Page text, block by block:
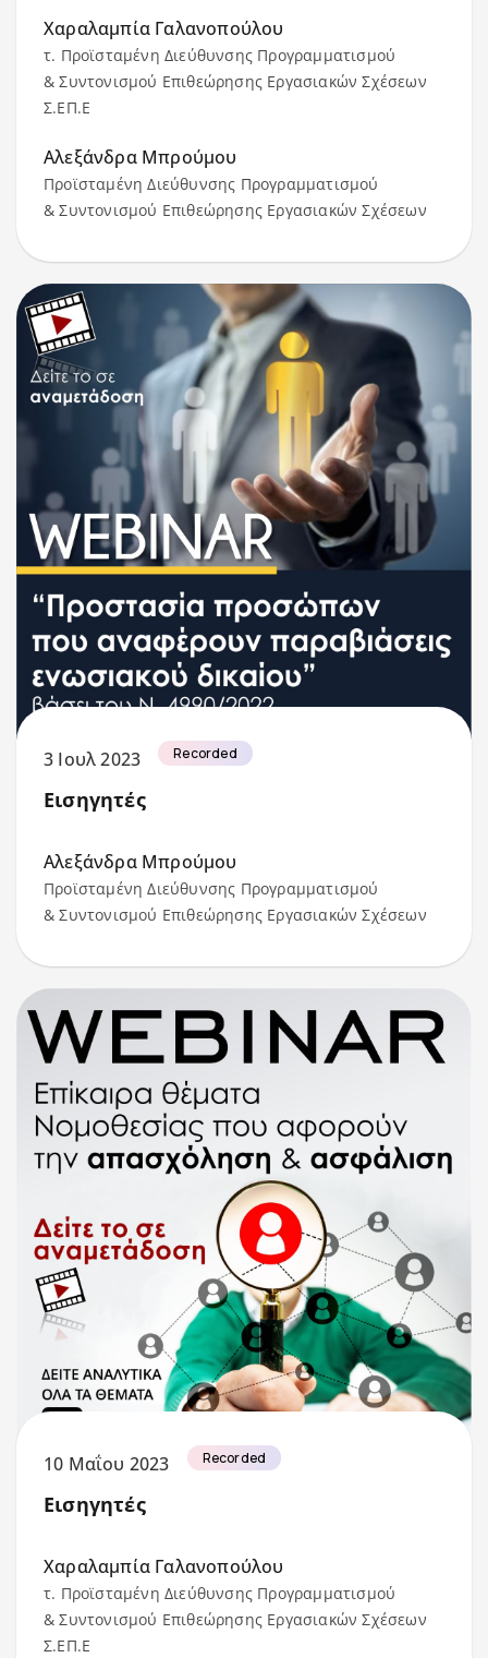
Χαραλαμπία Γαλανοπούλου
τ. Προϊσταμένη Διεύθυνσης Προγραμματισμού
& Συντονισμού Επιθεώρησης Εργασιακών Σχέσεων
Σ.ΕΠ.Ε
Αλεξάνδρα Μπρούμου
Προϊσταμένη Διεύθυνσης Προγραμματισμού
& Συντονισμού Επιθεώρησης Εργασιακών Σχέσεων
3 Ιουλ 2023 Recorded
Εισηγητές
Αλεξάνδρα Μπρούμου
Προϊσταμένη Διεύθυνσης Προγραμματισμού
& Συντονισμού Επιθεώρησης Εργασιακών Σχέσεων
10 Μαΐου 2023 Recorded
Εισηγητές
Χαραλαμπία Γαλανοπούλου
τ. Προϊσταμένη Διεύθυνσης Προγραμματισμού
& Συντονισμού Επιθεώρησης Εργασιακών Σχέσεων
Σ.ΕΠ.Ε